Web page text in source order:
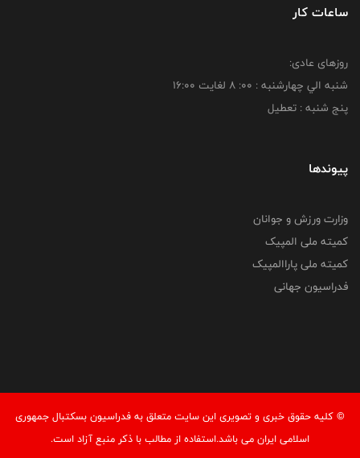
ساعات کار
روزهای عادی:
شنبه الي چهارشنبه : 00: 8 لغايت 16:00
پنج شنبه : تعطیل
پیوندها
وزارت ورزش و جوانان
کمیته ملی المپیک
کمیته ملی پاراالمپیک
فدراسیون جهانی
© کليه حقوق خبری و تصويری اين سايت متعلق به فدراسیون بسکتبال جمهوری
اسلامی ایران می باشد.استفاده از مطالب با ذكر منبع آزاد است.